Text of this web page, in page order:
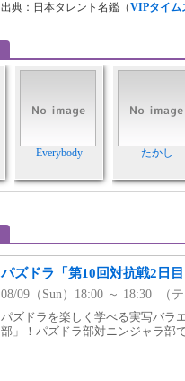
出典：日本タレント名鑑（VIPタイム
Everybody たかし
パズドラ「第10回対抗戦2日目
08/09（Sun）18:00 ～ 18:30 （テ
パズドラを楽しく学べる実写バラ
部」！パズドラ部対ニンジャラ部